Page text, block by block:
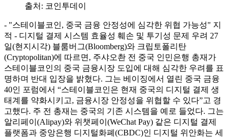
출처: 코인투데이
- "스테이블코인, 중국 금융 안정성에 심각한 위협 가능성" 지
적 - 디지털 결제 시스템 효율성 훼손 및 투기성 문제 우려 27
일(현지시각) 블룸버그(Bloomberg)와 크립토폴리탄
(Cryptopolitan)에 따르면, 주샤오촨 전 중국 인민은행 총재가
스테이블코인의 중국 금융시장 도입에 대해 심각한 우려를 표
명하며 반대 입장을 밝혔다. 그는 베이징에서 열린 중국 금융
40인 포럼에서 “스테이블코인은 현재 중국의 디지털 결제 생
태계를 약화시키고, 금융시장 안정성을 위협할 수 있다”고 경
고했다. 주 전 총재는 중국의 기존 시스템을 예로 들었다. 그는
알리페이(Alipay)와 위챗페이(WeChat Pay) 같은 디지털 결제
플랫폼과 중앙은행 디지털화폐(CBDC)인 디지털 위안화는 세